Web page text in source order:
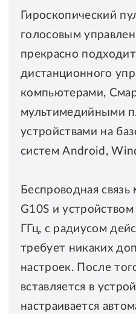
Гироскопический
голосовым
прекрасно
дистанционного
компьютерами,
мультимедийными
устройствами на
систем Android,
Беспроводная
G10S и
ГГц, с радиусом
требует никаких
настроек. После
вставляется в
настраивается